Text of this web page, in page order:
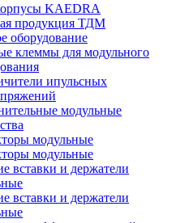
KAEDRA
продукция ТДМ
оборудование
клеммы для модульного
ипульсных
модульные
модульные
модульные
вставки и держатели
вставки и держатели